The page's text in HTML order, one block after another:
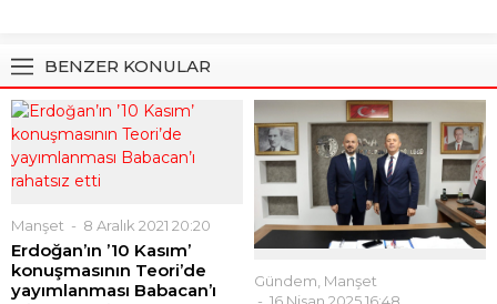
BENZER KONULAR
Manşet 8 Aralık 2021 20:20
Erdoğan’ın ’10 Kasım’
konuşmasının Teori’de
yayımlanması Babacan’ı
Gündem Manşet
16 Nisan 2025 16:48